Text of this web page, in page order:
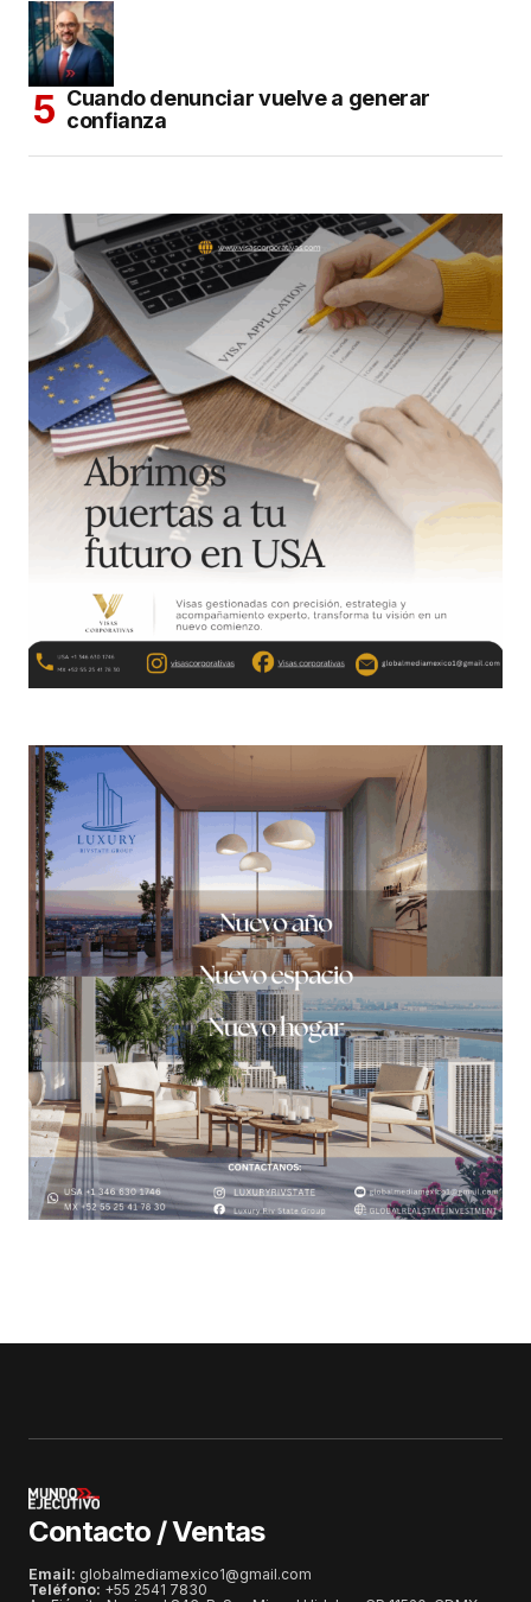
Cuando denunciar vuelve a generar
confianza
Contacto / Ventas
Email: globalmediamexico1@gmail.com
Teléfono: +55 2541 7830